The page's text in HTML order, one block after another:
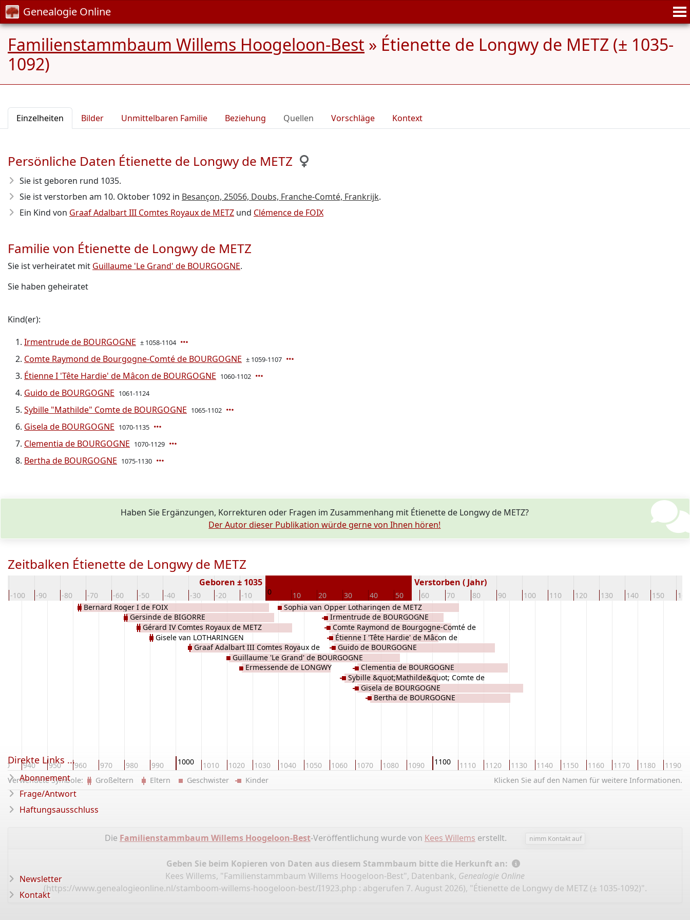
Genealogie Online
Familienstammbaum Willems Hoogeloon-Best » Étienette de Longwy de METZ (± 1035-
1092)
Einzelheiten Bilder Unmittelbaren Familie Beziehung Quellen Vorschläge Kontext
Persönliche Daten Étienette de Longwy de METZ
Sie ist geboren rund 1035.
Sie ist verstorben am 10. Oktober 1092 in Besançon, 25056, Doubs, Franche-Comté, Frankrijk.
Ein Kind von Graaf Adalbart III Comtes Royaux de METZ und Clémence de FOIX
Familie von Étienette de Longwy de METZ
Sie ist verheiratet mit Guillaume 'Le Grand' de BOURGOGNE.
Sie haben geheiratet
Kind(er):
Irmentrude de BOURGOGNE ± 1058-1104
Comte Raymond de Bourgogne-Comté de BOURGOGNE ± 1059-1107
Étienne I 'Tête Hardie' de Mâcon de BOURGOGNE 1060-1102
Guido de BOURGOGNE 1061-1124
Sybille "Mathilde" Comte de BOURGOGNE 1065-1102
Gisela de BOURGOGNE 1070-1135
Clementia de BOURGOGNE 1070-1129
Bertha de BOURGOGNE 1075-1130
Haben Sie Ergänzungen, Korrekturen oder Fragen im Zusammenhang mit Étienette de Longwy de METZ?
Der Autor dieser Publikation würde gerne von Ihnen hören!
Zeitbalken Étienette de Longwy de METZ
-100 -90 -80 -70 -60 -50 -40 -30 -20 -10 0 10 20 30 40 50 60 70 80 90 100 110 120 130 140 150 160
Geboren ± 1035 Verstorben ( Jahr)
940 950 960 970 980 990 1000 1010 1020 1030 1040 1050 1060 1070 1080 1090 1100 1110 1120 1130 1140 1150 1160 1170 1180 1190
Bernard Roger I de FOIX
Gersinde de BIGORRE
Gérard IV Comtes Royaux de METZ
Gisele van LOTHARINGEN
Graaf Adalbart III Comtes Royaux de
Guillaume 'Le Grand' de BOURGOGNE
Ermessende de LONGWY
Sophia van Opper Lotharingen de METZ
Irmentrude de BOURGOGNE
Comte Raymond de Bourgogne-Comté de
BOURGOGNE
Étienne I 'Tête Hardie' de Mâcon de
BOURGOGNE
Guido de BOURGOGNE
Sybille &quot;Mathilde&quot; Comte de
BOURGOGNE
Clementia de BOURGOGNE
Gisela de BOURGOGNE
Bertha de BOURGOGNE
Klicken Sie auf den Namen für weitere Informationen.
Verwendete Symbole: Großeltern Eltern Geschwister Kinder
Die Familienstammbaum Willems Hoogeloon-Best-Veröffentlichung wurde von Kees Willems erstellt. nimm Kontakt auf
Geben Sie beim Kopieren von Daten aus diesem Stammbaum bitte die Herkunft an:
Kees Willems, "Familienstammbaum Willems Hoogeloon-Best", Datenbank, Genealogie Online
(https://www.genealogieonline.nl/stamboom-willems-hoogeloon-best/I1923.php : abgerufen 7. August 2026), "Étienette de Longwy de METZ (± 1035-1092)".
Direkte Links ...
Abonnement
Frage/Antwort
Haftungsausschluss
Newsletter
Kontakt